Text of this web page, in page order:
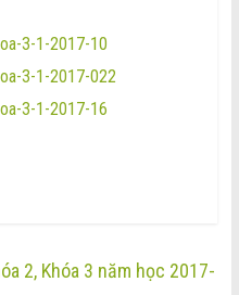
3-1-2017-10
3-1-2017-022
3-1-2017-16
2, Khóa 3 năm học 2017-